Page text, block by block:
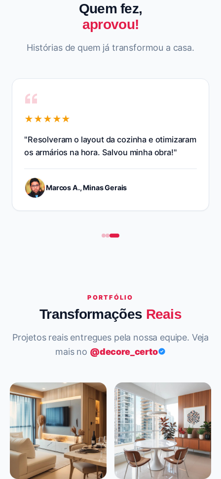
Quem fez,
aprovou!
Histórias de quem já transformou a casa.
★★★★★
"Resolveram o layout da cozinha e otimizaram
os armários na hora. Salvou minha obra!"
Marcos A., Minas Gerais
PORTFÓLIO
Transformações Reais
Projetos reais entregues pela nossa equipe. Veja
mais no @decore_certo